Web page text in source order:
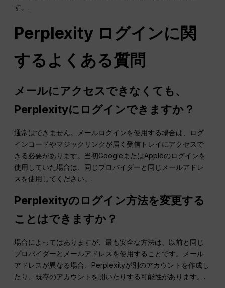
す。.
Perplexity ログインに関
するよくある質問
メールにアクセスできなくても、
Perplexityにログインできますか？
通常はできません。メールログインを使用する場合は、ログ
インコードやマジックリンクが届く受信トレイにアクセスで
きる必要があります。当初GoogleまたはAppleのログインを
使用していた場合は、同じプロバイダーと同じメールアドレ
スを使用してください。.
Perplexityのログイン方法を変更する
ことはできますか？
場合によってはありますが、最も安全な方法は、以前と同じ
プロバイダーとメールアドレスを使用することです。メール
アドレスが異なる場合、Perplexityが別のアカウントを作成し
たり、既存のアカウントを開いたりする可能性があります。.